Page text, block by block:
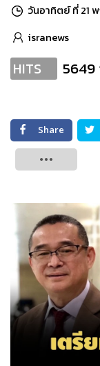
วันอาทิตย์ ที่ 21
isranews
HITS 5649
Share